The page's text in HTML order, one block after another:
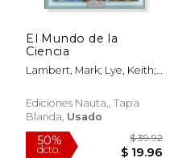
El Mundo de la
Ciencia
Lambert, Mark; Lye, Keith;
Ediciones Nauta,, Tapa
Blanda, Usado